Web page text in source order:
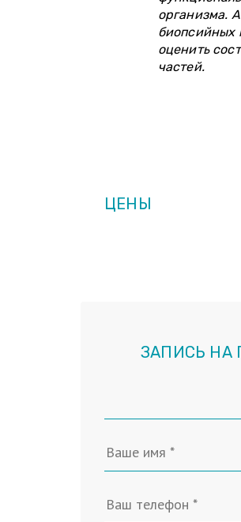
организма.
биопсийных
оценить
частей.
ЦЕНЫ
ЗАПИСЬ НА